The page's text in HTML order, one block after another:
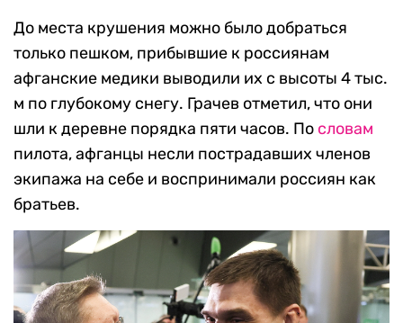
До места крушения можно было добраться
только пешком, прибывшие к россиянам
афганские медики выводили их с высоты 4 тыс.
м по глубокому снегу. Грачев отметил, что они
шли к деревне порядка пяти часов. По словам
пилота, афганцы несли пострадавших членов
экипажа на себе и воспринимали россиян как
братьев.